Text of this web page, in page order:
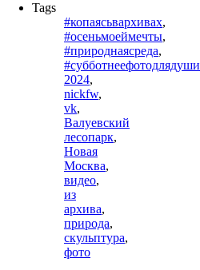
Tags
#копаясьвархивах,
#осеньмоеймечты,
#природнаясреда,
#субботнеефотодлядуши
2024,
nickfw,
vk,
Валуевский
лесопарк,
Новая
Москва,
видео,
из
архива,
природа,
скульптура,
фото